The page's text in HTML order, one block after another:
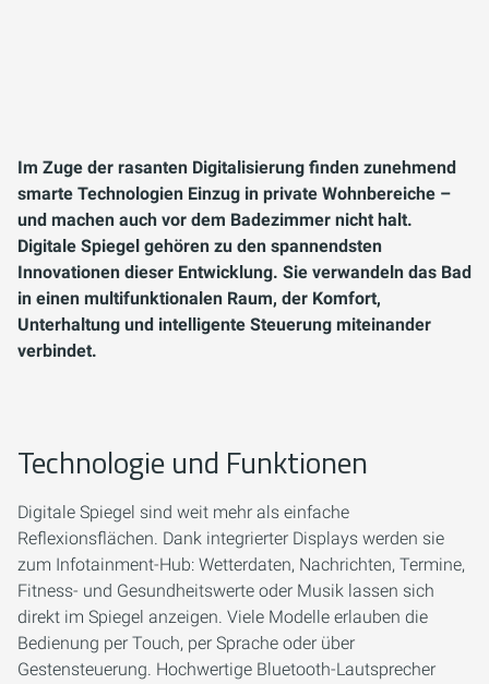
Im Zuge der rasanten Digitalisierung finden zunehmend
smarte Technologien Einzug in private Wohnbereiche –
und machen auch vor dem Badezimmer nicht halt.
Digitale Spiegel gehören zu den spannendsten
Innovationen dieser Entwicklung. Sie verwandeln das Bad
in einen multifunktionalen Raum, der Komfort,
Unterhaltung und intelligente Steuerung miteinander
verbindet.
Technologie und Funktionen
Digitale Spiegel sind weit mehr als einfache
Reflexionsflächen. Dank integrierter Displays werden sie
zum Infotainment-Hub: Wetterdaten, Nachrichten, Termine,
Fitness- und Gesundheitswerte oder Musik lassen sich
direkt im Spiegel anzeigen. Viele Modelle erlauben die
Bedienung per Touch, per Sprache oder über
Gestensteuerung. Hochwertige Bluetooth-Lautsprecher